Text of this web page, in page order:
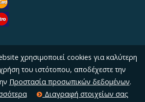
χρησιμοποιεί cookies για καλύτερη
του ιστότοπου, αποδέχεστε την
Προστασία προσωπικών δεδομένων.
Διαγραφή στοιχείων σας